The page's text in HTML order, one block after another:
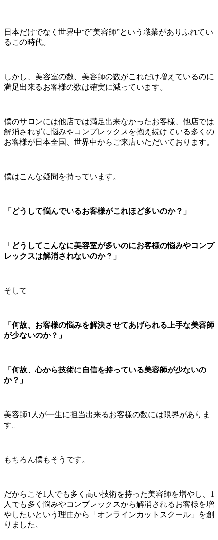
日本だけでなく世界中で”美容師”という職業がありふれてい
るこの時代。
しかし、美容室の数、美容師の数がこれだけ増えているのに
満足出来るお客様の数は確実に減っています。
僕のサロンには他店では満足出来なかったお客様、他店では
解消されずに悩みやコンプレックスを抱え続けている多くの
お客様が日本全国、世界中からご来店いただいております。
僕はこんな疑問を持っています。
「どうして悩んでいるお客様がこれほど多いのか？」
「どうしてこんなに美容室が多いのにお客様の悩みやコンプ
レックスは解消されないのか？」
そして
「何故、お客様の悩みを解決させてあげられる上手な美容師
が少ないのか？」
「何故、心から技術に自信を持っている美容師が少ないの
か？」
美容師1人が一生に担当出来るお客様の数には限界がありま
す。
もちろん僕もそうです。
だからこそ1人でも多く高い技術を持った美容師を増やし、1
人でも多く悩みやコンプレックスから解消されるお客様を増
やしたいという理由から「オンラインカットスクール」を創
りました。